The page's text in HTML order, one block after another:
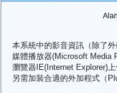
本系統中的影音資訊（除了
媒體播放器(Microsoft Media
瀏覽器IE(Internet Explorer)
另需加裝合適的外加程式（